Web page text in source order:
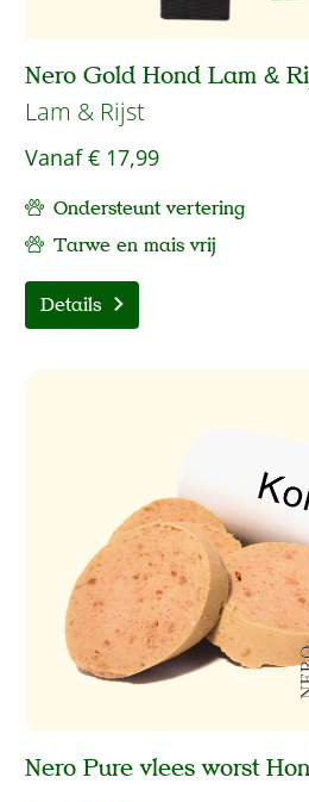
Nero Gold Hond Lam &
Lam & Rijst
Vanaf€ 17,99
Ondersteunt vertering
Tarwe en mais vrij
Details
Nero Pure vlees worst